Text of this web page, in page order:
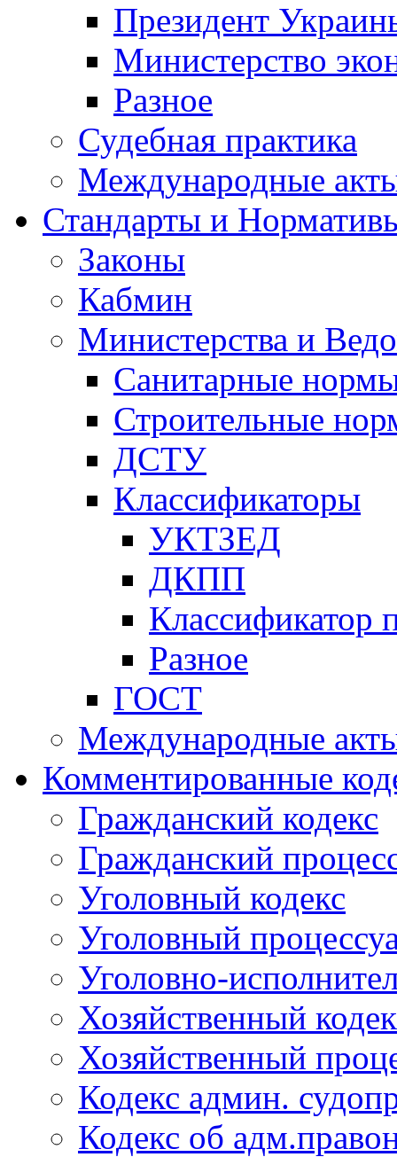
Президент
Министерство
Разное
Судебная практика
Международные
Стандарты и
Законы
Кабмин
Министерства и
Санитарные
Строительные
ДСТУ
Классификаторы
УКТЗЕД
ДКПП
Классификатор
Разное
ГОСТ
Международные
Комментированные
Гражданский кодекс
Гражданский
Уголовный кодекс
Уголовный
Уголовно-
Хозяйственный
Хозяйственный
Кодекс админ.
Кодекс об